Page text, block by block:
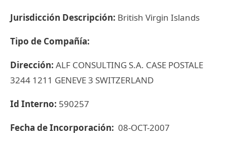
Jurisdicción Descripción: British Virgin Islands
Tipo de Compañía:
Dirección: ALF CONSULTING S.A. CASE POSTALE
3244 1211 GENEVE 3 SWITZERLAND
Id Interno: 590257
Fecha de Incorporación: 08-OCT-2007